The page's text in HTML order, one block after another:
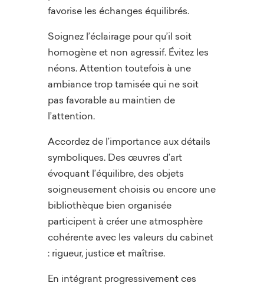
favorise les échanges équilibrés.
Soignez l’éclairage pour qu’il soit
homogène et non agressif. Évitez les
néons. Attention toutefois à une
ambiance trop tamisée qui ne soit
pas favorable au maintien de
l’attention.
Accordez de l’importance aux détails
symboliques. Des œuvres d’art
évoquant l’équilibre, des objets
soigneusement choisis ou encore une
bibliothèque bien organisée
participent à créer une atmosphère
cohérente avec les valeurs du cabinet
: rigueur, justice et maîtrise.
En intégrant progressivement ces